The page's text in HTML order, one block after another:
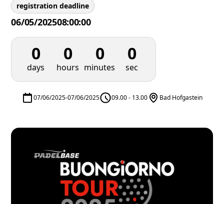
registration deadline
06/05/202508:00:00
0
days
0
hours
0
minutes
0
sec
07/06/2025-07/06/2025 09.00 - 13.00 Bad Hofgastein